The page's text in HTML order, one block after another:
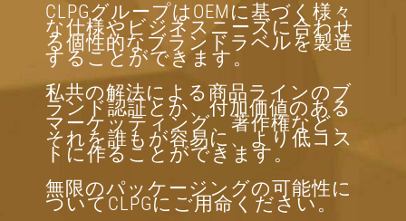
CLPGグループはOEMに基づく様々
な仕様やビジネスニーズに合わせ
る個性的なブランドラベルを製造
することができます。
私共の解法による商品ラインのブ
ランド認証とか、付加価値のある
マーケッティング、著作権など、
それを誰もが容易に、より低コス
トに作ることができます。
無限のパッケージングの可能性に
ついてCLPGにご用命ください。